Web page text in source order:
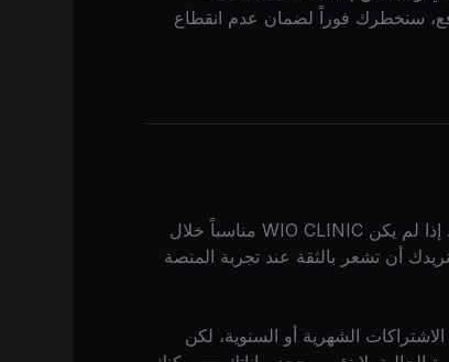
سنخطرك فوراً لضمان عدم انقطاع
نقدم ضمان استرداد الأموال خلال 30 يوماً لجميع الحسابات الجديدة. إذا لم يكن WIO CLINIC مناسباً خلال
أن تشعر بالثقة عند تجربة المنصة
الاشتراكات الشهرية أو السنوية، لكن